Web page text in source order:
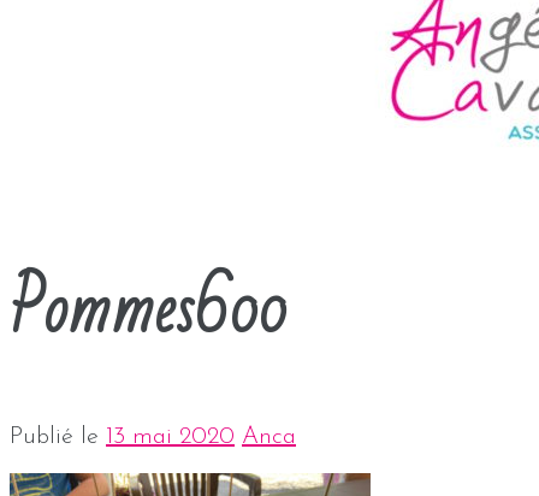
Pommes600
Publié le 13 mai 2020 Anca